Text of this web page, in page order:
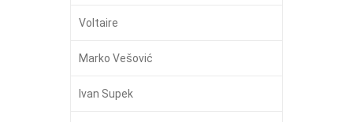
Voltaire
Marko Vešović
Ivan Supek